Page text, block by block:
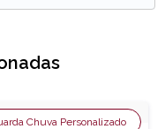
Chuva Personalizado